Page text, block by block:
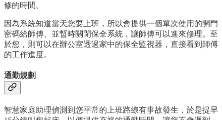
修的時間。
因為系統知道當天您要上班，所以會提供一個單次使用的開門
密碼給師傅、並暫時關閉保全系統，讓師傅可以進來修理。至
於您，則可以在辦公室透過家中的保全監視器，直接看到師傅
的工作進度。
通勤規劃
智慧家庭助理偵測到您平常的上班路線有事故發生，於是提早